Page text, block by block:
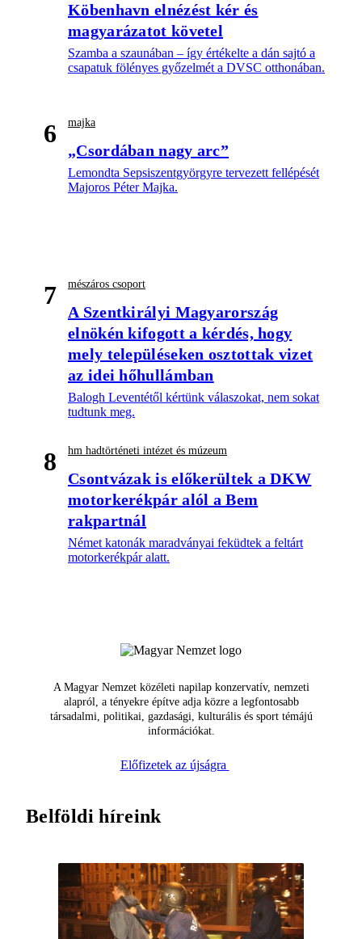
Köbenhavn elnézést kér és
magyarázatot követel
Szamba a szaunában – így értékelte a dán sajtó a
csapatuk fölényes győzelmét a DVSC otthonában.
6 majka
„Csordában nagy arc”
Lemondta Sepsiszentgyörgyre tervezett fellépését
Majoros Péter Majka.
7 mészáros csoport
A Szentkirályi Magyarország
elnökén kifogott a kérdés, hogy
mely településeken osztottak vizet
az idei hőhullámban
Balogh Leventétől kértünk válaszokat, nem sokat
tudtunk meg.
8 hm hadtörténeti intézet és múzeum
Csontvázak is előkerültek a DKW
motorkerékpár alól a Bem
rakpartnál
Német katonák maradványai feküdtek a feltárt
motorkerékpár alatt.
A Magyar Nemzet közéleti napilap konzervatív, nemzeti
alapról, a tényekre építve adja közre a legfontosabb
társadalmi, politikai, gazdasági, kulturális és sport témájú
információkat.
Előfizetek az újságra
Belföldi híreink